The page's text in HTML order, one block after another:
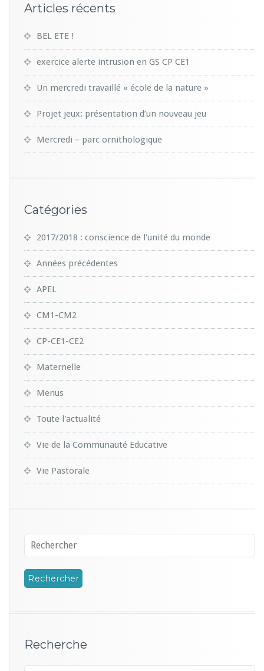
Articles récents
BEL ETE !
exercice alerte intrusion en GS CP CE1
Un mercredi travaillé « école de la nature »
Projet jeux: présentation d’un nouveau jeu
Mercredi – parc ornithologique
Catégories
2017/2018 : conscience de l'unité du monde
Années précédentes
APEL
CM1-CM2
CP-CE1-CE2
Maternelle
Menus
Toute l'actualité
Vie de la Communauté Educative
Vie Pastorale
Recherche